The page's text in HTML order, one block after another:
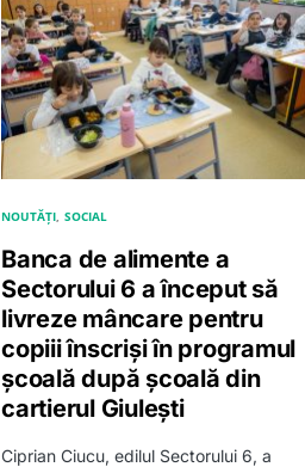
NOUTĂȚI SOCIAL
Banca de alimente a
Sectorului 6 a început să
livreze mâncare pentru
copiii înscriși în programul
școală după școală din
cartierul Giulești
Ciprian Ciucu, edilul Sectorului 6, a